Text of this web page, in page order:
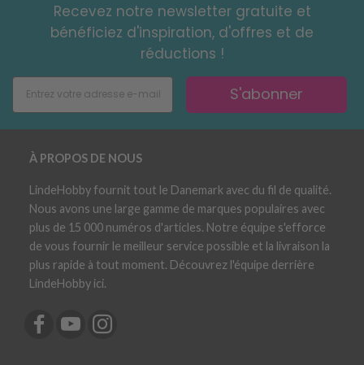
Recevez notre newsletter gratuite et
bénéficiez d'inspiration, d'offres et de
réductions !
S'abonner
À PROPOS DE NOUS
LindeHobby fournit tout le Danemark avec du fil de qualité.
Nous avons une large gamme de marques populaires avec
plus de 15 000 numéros d'articles. Notre équipe s'efforce
de vous fournir le meilleur service possible et la livraison la
plus rapide à tout moment. Découvrez l'équipe derrière
LindeHobby ici.